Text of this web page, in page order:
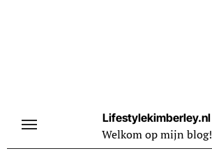
Lifestylekimberley.nl
Welkom op mijn blog!